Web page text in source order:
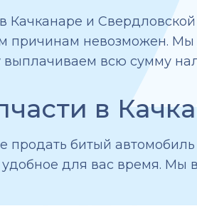
и
причинам невозможен. Мы
выплачиваем всю сумму
в
битый автомобиль
удобное для вас время.